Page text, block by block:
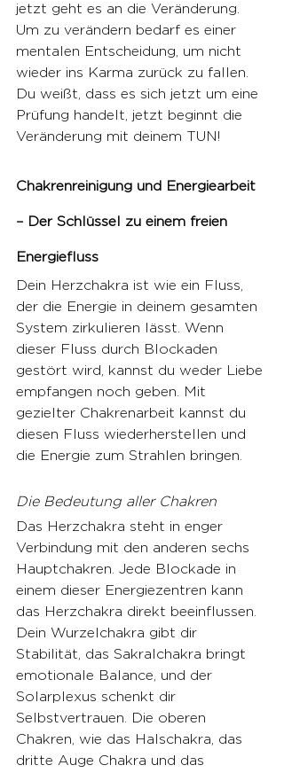
jetzt geht es an die Veränderung.
Um zu verändern bedarf es einer
mentalen Entscheidung, um nicht
wieder ins Karma zurück zu fallen.
Du weißt, dass es sich jetzt um eine
Prüfung handelt, jetzt beginnt die
Veränderung mit deinem TUN!
Chakrenreinigung und Energiearbeit
– Der Schlüssel zu einem freien
Energiefluss
Dein Herzchakra ist wie ein Fluss,
der die Energie in deinem gesamten
System zirkulieren lässt. Wenn
dieser Fluss durch Blockaden
gestört wird, kannst du weder Liebe
empfangen noch geben. Mit
gezielter Chakrenarbeit kannst du
diesen Fluss wiederherstellen und
die Energie zum Strahlen bringen.
Die Bedeutung aller Chakren
Das Herzchakra steht in enger
Verbindung mit den anderen sechs
Hauptchakren. Jede Blockade in
einem dieser Energiezentren kann
das Herzchakra direkt beeinflussen.
Dein Wurzelchakra gibt dir
Stabilität, das Sakralchakra bringt
emotionale Balance, und der
Solarplexus schenkt dir
Selbstvertrauen. Die oberen
Chakren, wie das Halschakra, das
dritte Auge Chakra und das